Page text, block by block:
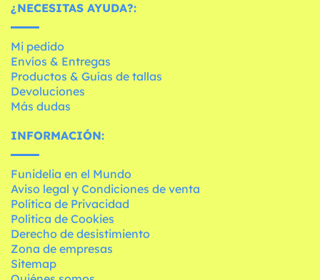
¿NECESITAS AYUDA?:
Mi pedido
Envíos & Entregas
Productos & Guías de tallas
Devoluciones
Más dudas
INFORMACIÓN:
Funidelia en el Mundo
Aviso legal y Condiciones de venta
Política de Privacidad
Política de Cookies
Derecho de desistimiento
Zona de empresas
Sitemap